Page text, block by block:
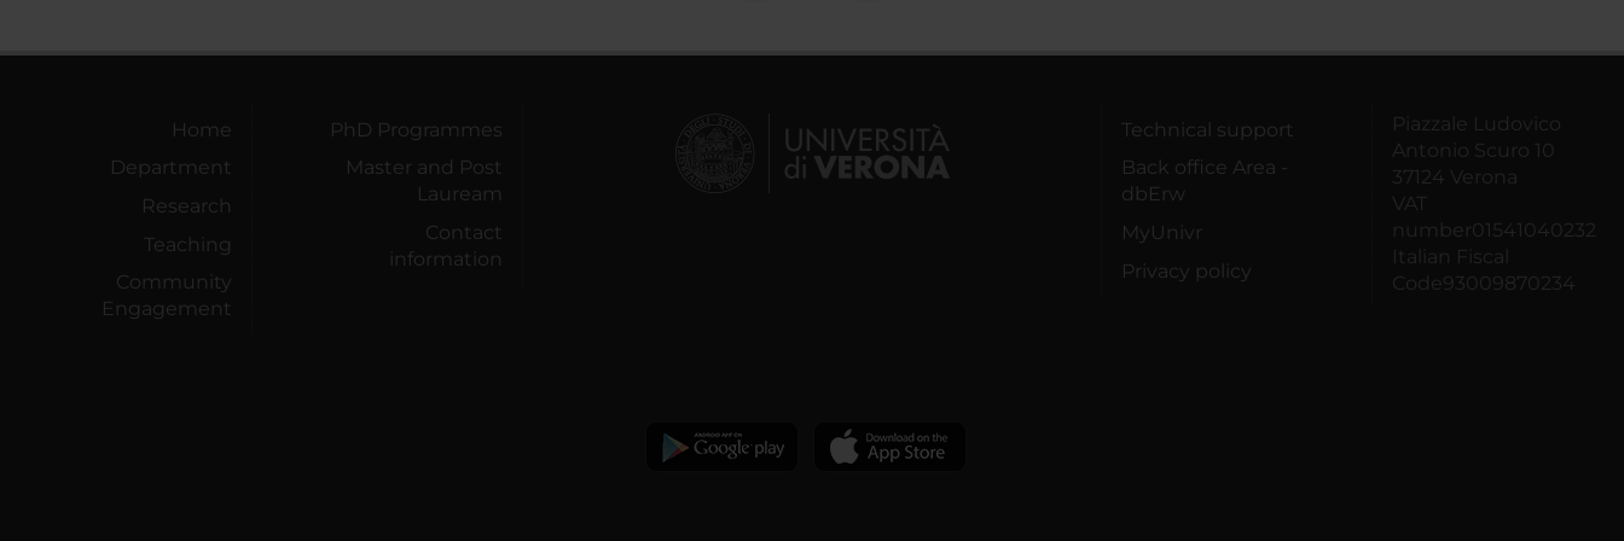
Home
Department
Research
Teaching
Community
Engagement
PhD Programmes
Master and Post
Lauream
Contact
information
Technical support
Back office Area -
dbErw
MyUnivr
Privacy policy
Piazzale Ludovico
Antonio Scuro 10
37124 Verona
VAT
number01541040232
Italian Fiscal
Code93009870234